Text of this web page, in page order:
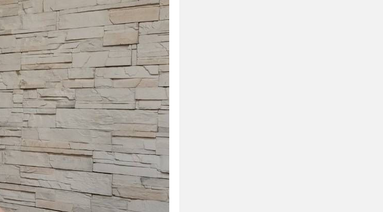
★★★★★
★★★★★
★★★★★
★★★★★
★★★★★
★★★★★
★★★★★
★★★★★
★★★★★
滿意度
★★★★★
★★★★★
★★★★★